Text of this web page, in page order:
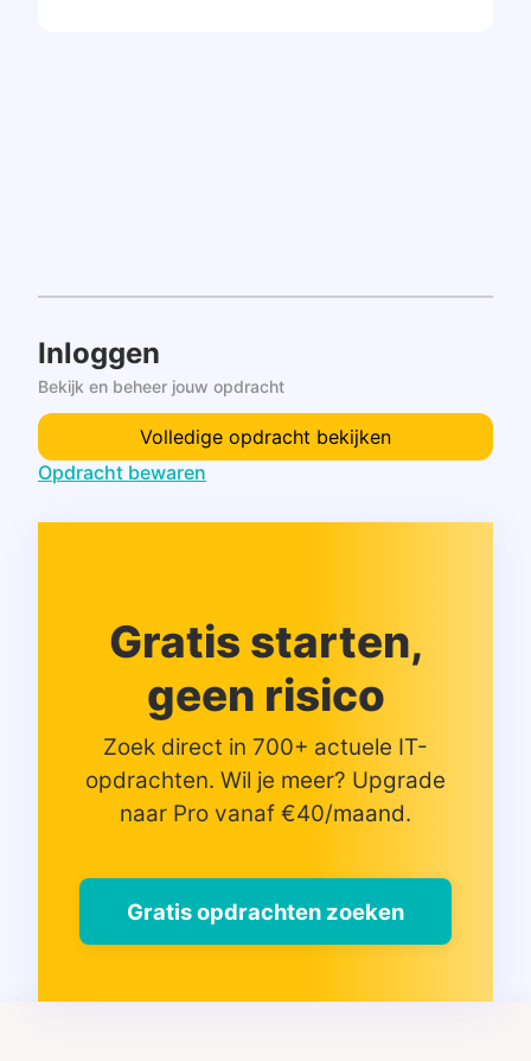
Inloggen
Bekijk en beheer jouw opdracht
Volledige opdracht bekijken
Opdracht bewaren
Gratis starten,
geen risico
Zoek direct in 700+ actuele IT-
opdrachten. Wil je meer? Upgrade
naar Pro vanaf €40/maand.
Gratis opdrachten zoeken